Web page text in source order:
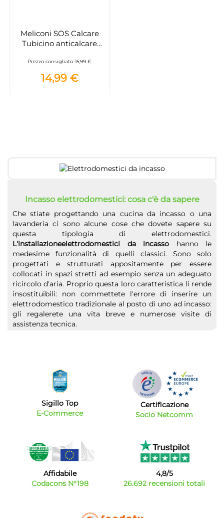
Meliconi SOS Calcare
Tubicino anticalcare
lavatrici e lavastoviglie
Prezzo consigliato 15,99 €
14,99 €
Incasso elettrodomestici: cosa c'è da sapere
Che stiate progettando una cucina da incasso o una
lavanderia ci sono alcune cose che dovete sapere su
questa tipologia di elettrodomestici.
L'installazioneelettrodomestici da incasso hanno le
medesime funzionalità di quelli classici. Sono solo
progettati e strutturati appositamente per essere
collocati in spazi stretti ad esempio senza un adeguato
ricircolo d'aria. Proprio questa loro caratteristica li rende
insostituibili: non commettete l'errore di inserire un
elettrodomestico tradizionale al posto di uno ad incasso:
gli regalerete una vita breve e numerose visite di
assistenza tecnica.
Ariston sono solo alcuni dei
marchi top di gamma che
propongono elettrodomestici da incasso di vario genere
e tipologia. Nel nostro catalogo troverete piani cottura,
forni, lavelli e accessori. Ricordatevi sempre di valutare
ogni singola caratteristica del prodotto scelto e
catalogo è in continuo aggiornamento per offrivi il
meglio delle ultime novità a prezzi incredibilmente
elettrodomestici da incasso online.
Sigillo Top
E-Commerce
Certificazione
Socio Netcomm
Affidabile
Codacons N°198
4,8/5
26.692 recensioni totali